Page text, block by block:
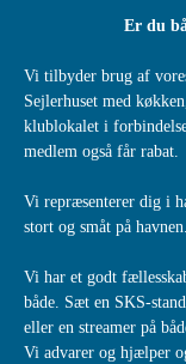
Er du
Vi tilbyder brug af
Sejlerhuset med
klublokalet i
medlem også får rabat.
Vi repræsenterer dig i
stort og småt på
Vi har et godt
både. Sæt en SKS-
eller en streamer på
Vi advarer og hjælper